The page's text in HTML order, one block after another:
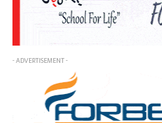
- ADVERTISEMENT -